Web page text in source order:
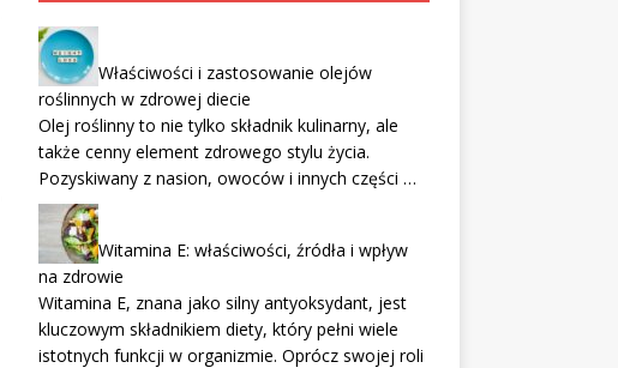
Właściwości i zastosowanie olejów
roślinnych w zdrowej diecie
Olej roślinny to nie tylko składnik kulinarny, ale
także cenny element zdrowego stylu życia.
Pozyskiwany z nasion, owoców i innych części …
Witamina E: właściwości, źródła i wpływ
na zdrowie
Witamina E, znana jako silny antyoksydant, jest
kluczowym składnikiem diety, który pełni wiele
istotnych funkcji w organizmie. Oprócz swojej roli